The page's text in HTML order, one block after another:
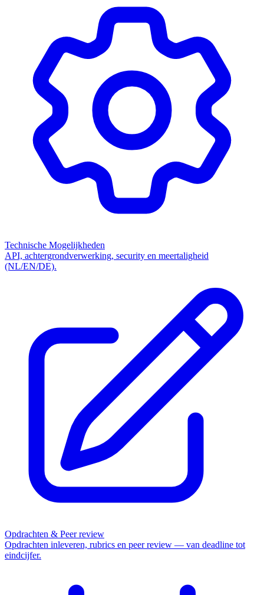
Technische Mogelijkheden
API, achtergrondverwerking, security en meertaligheid
(NL/EN/DE).
Opdrachten & Peer review
Opdrachten inleveren, rubrics en peer review — van deadline tot
eindcijfer.